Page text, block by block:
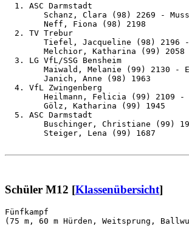
1. ASC Darmstadt
Schanz, Clara (98) 2269 -
        Neff, Fiona (98) 2198
2. TV Trebur
Tiefel, Jacqueline (98) 2196
        Melchior, Katharina (99) 2058
3. LG VfL/SSG Bensheim
Maiwald, Melanie (99) 2130 -
        Janich, Anne (98) 1963
4. VfL Zwingenberg
Heilmann, Felicia (99) 2109 -
        Gölz, Katharina (99) 1945
5. ASC Darmstadt
Buschinger, Christiane (99)
        Steiger, Lena (99) 1687
Schüler M12 [Klassenübersicht]
Fünfkampf
(75 m, 60 m Hürden, Weitsprung,